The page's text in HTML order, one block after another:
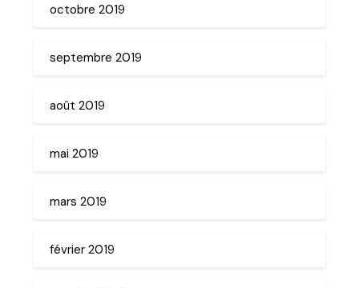
octobre 2019
septembre 2019
août 2019
mai 2019
mars 2019
février 2019